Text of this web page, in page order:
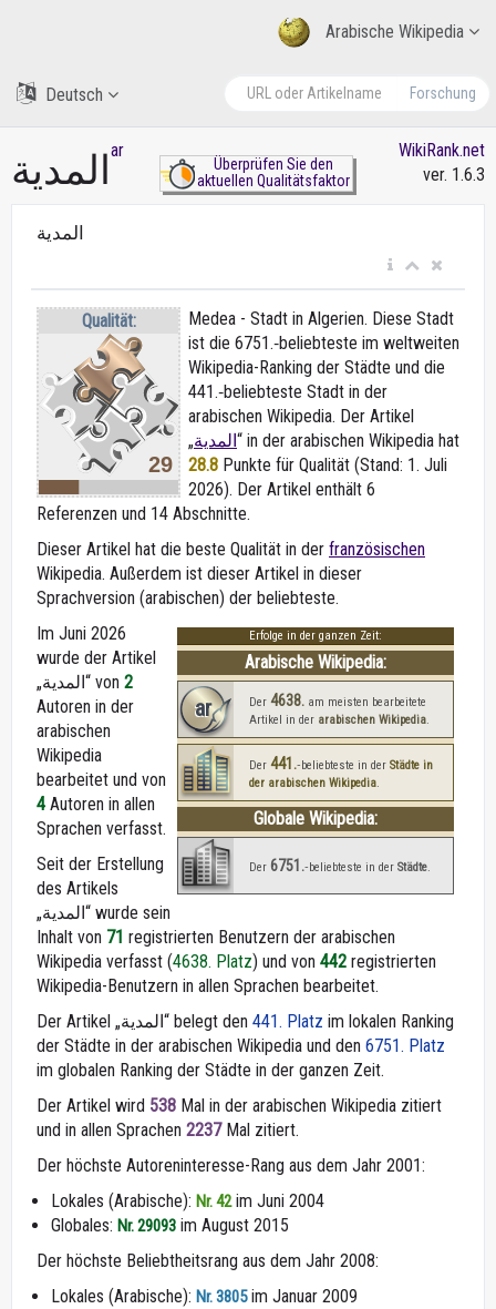
Arabische Wikipedia
Forschung
Deutsch
المدية ar
Überprüfen Sie den
aktuellen Qualitätsfaktor
WikiRank.net
ver. 1.6.3
المدية
Qualität:
29
Medea - Stadt in Algerien. Diese Stadt
ist die 6751.‑beliebteste im weltweiten
Wikipedia-Ranking der Städte und die
441.‑beliebteste Stadt in der
arabischen Wikipedia. Der Artikel
„المدية“ in der arabischen Wikipedia hat
28.8 Punkte für Qualität (Stand: 1. Juli
2026). Der Artikel enthält 6
Referenzen und 14 Abschnitte.
Dieser Artikel hat die beste Qualität in der französischen
Wikipedia. Außerdem ist dieser Artikel in dieser
Sprachversion (arabischen) der beliebteste.
Erfolge in der ganzen Zeit:
Arabische Wikipedia:
ar Der 4638. am meisten bearbeitete
Artikel in der arabischen Wikipedia.
Der 441.‑beliebteste in der Städte in
der arabischen Wikipedia.
Globale Wikipedia:
Der 6751.‑beliebteste in der Städte
Im Juni 2026
wurde der Artikel
„المدية“ von 2
Autoren in der
arabischen
Wikipedia
bearbeitet und von
4 Autoren in allen
Sprachen verfasst.
Seit der Erstellung
des Artikels
„المدية“ wurde sein
Inhalt von 71 registrierten Benutzern der arabischen
Wikipedia verfasst (4638. Platz) und von 442 registrierten
Wikipedia-Benutzern in allen Sprachen bearbeitet.
Der Artikel „المدية“ belegt den 441. Platz im lokalen Ranking
der Städte in der arabischen Wikipedia und den 6751. Platz
im globalen Ranking der Städte in der ganzen Zeit.
Der Artikel wird 538 Mal in der arabischen Wikipedia zitiert
und in allen Sprachen 2237Mal zitiert.
Der höchste Autoreninteresse-Rang aus dem Jahr 2001:
Lokales (Arabische): Nr. 42im Juni 2004
Globales: Nr. 29093 im August 2015
Der höchste Beliebtheitsrang aus dem Jahr 2008:
Lokales (Arabische): Nr. 3805im Januar 2009